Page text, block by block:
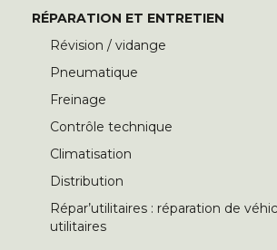
RÉPARATION ET ENTRETIEN
Révision / vidange
Pneumatique
Freinage
Contrôle technique
Climatisation
Distribution
Répar’utilitaires : réparation de
utilitaires